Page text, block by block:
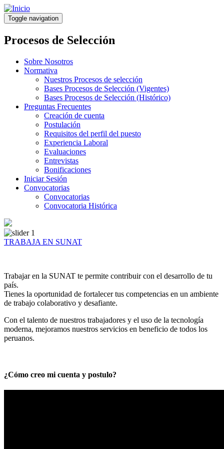
Pasar
al
contenido
principal
Toggle navigation
Procesos de Selección
Sobre Nosotros
Normativa
Nuestros Procesos de selección
Bases Procesos de Selección (Vigentes)
Bases Procesos de Selección (Histórico)
Preguntas Frecuentes
Creación de cuenta
Postulación
Requisitos del perfil del puesto
Experiencia Laboral
Evaluaciones
Entrevistas
Bonificaciones
Iniciar Sesión
Convocatorias
Convocatorias
Convocatoria Histórica
TRABAJA EN SUNAT
Trabajar en la SUNAT te permite contribuir con el desarrollo de tu
país.
Tienes la oportunidad de fortalecer tus competencias en un ambiente
de trabajo colaborativo y desafiante.
Con el talento de nuestros trabajadores y el uso de la tecnología
moderna, mejoramos nuestros servicios en beneficio de todos los
peruanos.
¿Cómo creo mi cuenta y postulo?